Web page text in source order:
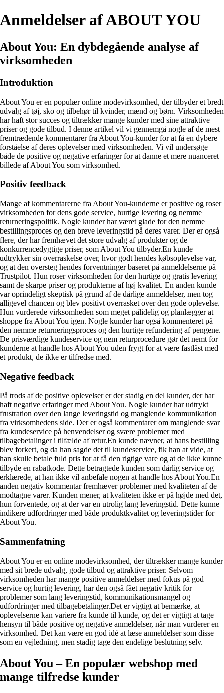
Anmeldelser af ABOUT YOU
About You: En dybdegående analyse af
virksomheden
Introduktion
About You er en populær online modevirksomhed, der tilbyder et bredt
udvalg af tøj, sko og tilbehør til kvinder, mænd og børn. Virksomheden
har haft stor succes og tiltrækker mange kunder med sine attraktive
priser og gode tilbud. I denne artikel vil vi gennemgå nogle af de mest
fremtrædende kommentarer fra About You-kunder for at få en dybere
forståelse af deres oplevelser med virksomheden. Vi vil undersøge
både de positive og negative erfaringer for at danne et mere nuanceret
billede af About You som virksomhed.
Positiv feedback
Mange af kommentarerne fra About You-kunderne er positive og roser
virksomheden for dens gode service, hurtige levering og nemme
returneringspolitik. Nogle kunder har været glade for den nemme
bestillingsproces og den breve leveringstid på deres varer. Der er også
flere, der har fremhævet det store udvalg af produkter og de
konkurrencedygtige priser, som About You tilbyder.En kunde
udtrykker sin overraskelse over, hvor godt hendes købsoplevelse var,
og at den oversteg hendes forventninger baseret på anmeldelserne på
Trustpilot. Hun roser virksomheden for den hurtige og gratis levering
samt de skarpe priser og produkterne af høj kvalitet. En anden kunde
var oprindeligt skeptisk på grund af de dårlige anmeldelser, men tog
alligevel chancen og blev positivt overrasket over den gode oplevelse.
Hun vurderede virksomheden som meget pålidelig og planlægger at
shoppe fra About You igen. Nogle kunder har også kommenteret på
den nemme returneringsproces og den hurtige refundering af pengene.
De prisværdige kundeservice og nem returprocedure gør det nemt for
kunderne at handle hos About You uden frygt for at være fastlåst med
et produkt, de ikke er tilfredse med.
Negative feedback
På trods af de positive oplevelser er der stadig en del kunder, der har
haft negative erfaringer med About You. Nogle kunder har udtrykt
frustration over den lange leveringstid og manglende kommunikation
fra virksomhedens side. Der er også kommentarer om manglende svar
fra kundeservice på henvendelser og svære problemer med
tilbagebetalinger i tilfælde af retur.En kunde nævner, at hans bestilling
blev forkert, og da han sagde det til kundeservice, fik han at vide, at
han skulle betale fuld pris for at få den rigtige vare og at de ikke kunne
tilbyde en rabatkode. Dette betragtede kunden som dårlig service og
erklærede, at han ikke vil anbefale nogen at handle hos About You.En
anden negativ kommentar fremhæver problemer med kvaliteten af de
modtagne varer. Kunden mener, at kvaliteten ikke er på højde med det,
hun forventede, og at der var en utrolig lang leveringstid. Dette kunne
indikere udfordringer med både produktkvalitet og leveringstider for
About You.
Sammenfatning
About You er en online modevirksomhed, der tiltrækker mange kunder
med sit brede udvalg, gode tilbud og attraktive priser. Selvom
virksomheden har mange positive anmeldelser med fokus på god
service og hurtig levering, har den også fået negativ kritik for
problemer som lang leveringstid, kommunikationsmangel og
udfordringer med tilbagebetalinger.Det er vigtigt at bemærke, at
oplevelserne kan variere fra kunde til kunde, og det er vigtigt at tage
hensyn til både positive og negative anmeldelser, når man vurderer en
virksomhed. Det kan være en god idé at læse anmeldelser som disse
som en vejledning, men stadig tage den endelige beslutning selv.
About You – En populær webshop med
mange tilfredse kunder